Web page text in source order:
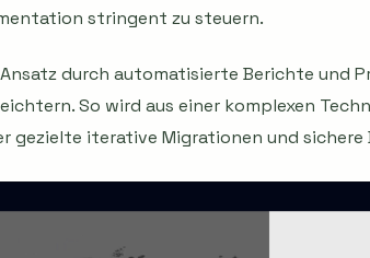
stringent zu steuern.
durch automatisierte Berichte und
So wird aus einer komplexen
gezielte iterative Migrationen und